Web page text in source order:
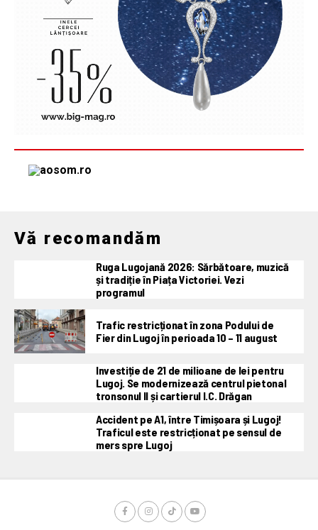
Vă recomandăm
Ruga Lugojană 2026: Sărbătoare, muzică
și tradiție în Piața Victoriei. Vezi
programul
Trafic restricționat în zona Podului de
Fier din Lugoj în perioada 10 – 11 august
Investiție de 21 de milioane de lei pentru
Lugoj. Se modernizează centrul pietonal
tronsonul II și cartierul I.C. Drăgan
Accident pe A1, între Timișoara și Lugoj!
Traficul este restricționat pe sensul de
mers spre Lugoj